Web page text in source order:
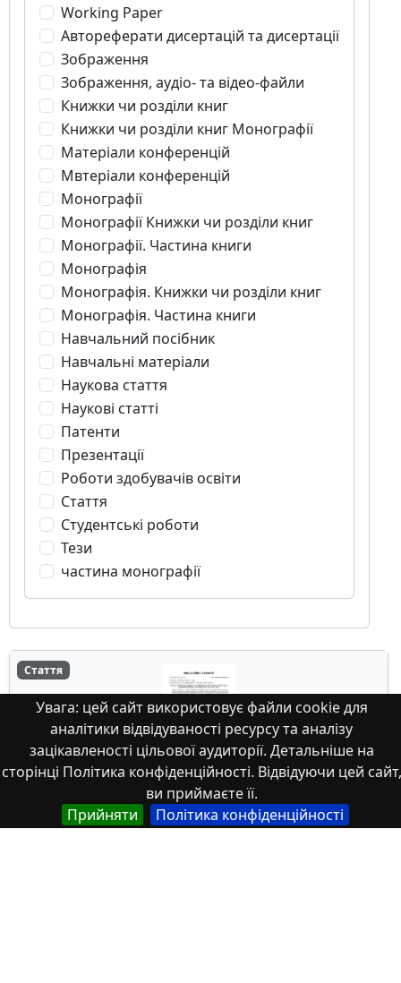
Увага: цей сайт використовує файли cookie для
аналітики відвідуваності ресурсу та аналізу
зацікавленості цільової аудиторії. Детальніше на
сторінці Політика конфіденційності. Відвідуючи цей сайт,
ви приймаєте її.
Прийняти
Політика конфіденційності
Working Paper
Автореферати дисертацій та дисертації
Зображення
Зображення, аудіо- та відео-файли
Книжки чи розділи книг
Книжки чи розділи книг Монографії
Матеріали конференцій
Мвтеріали конференцій
Монографії
Монографії Книжки чи розділи книг
Монографії. Частина книги
Монографія
Монографія. Книжки чи розділи книг
Монографія. Частина книги
Навчальний посібник
Навчальні матеріали
Наукова стаття
Наукові статті
Патенти
Презентації
Роботи здобувачів освіти
Стаття
Студентські роботи
Тези
частина монографії
Стаття
Neural network support for introscopy of
internal structure and properties of the